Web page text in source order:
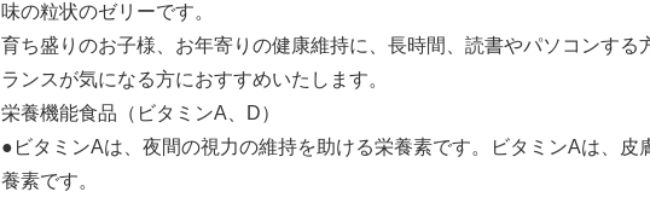
味の粒状のゼリーです。
育ち盛りのお子様、お年寄りの健康維持に、長時間、読書やパソコンする
ランスが気になる方におすすめいたします。
栄養機能食品（ビタミンA、D）
●ビタミンAは、夜間の視力の維持を助ける栄養素です。ビタミンAは、皮
養素です。